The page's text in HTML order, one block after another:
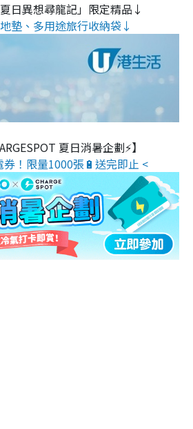
日異想尋龍記」限定精品↓
墊、多用途旅行收納袋↓
夏日消暑企劃⚡】
券！限量1000張🔋送完即止 <